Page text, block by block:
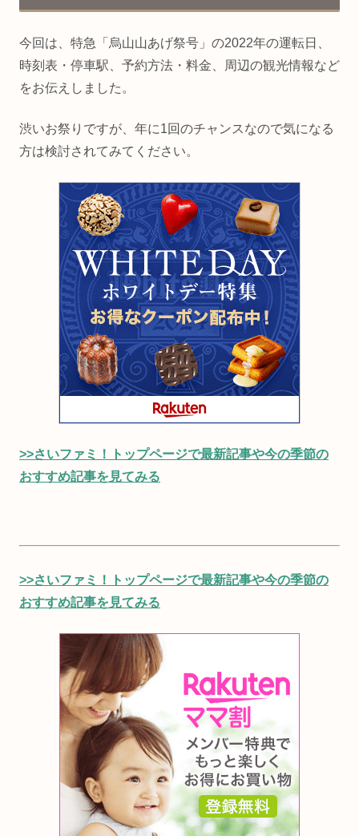
今回は、特急「烏山山あげ祭号」の2022年の運転日、
時刻表・停車駅、予約方法・料金、周辺の観光情報など
をお伝えしました。
渋いお祭りですが、年に1回のチャンスなので気になる
方は検討されてみてください。
>>さいファミ！トップページで最新記事や今の季節の
おすすめ記事を見てみる
>>さいファミ！トップページで最新記事や今の季節の
おすすめ記事を見てみる